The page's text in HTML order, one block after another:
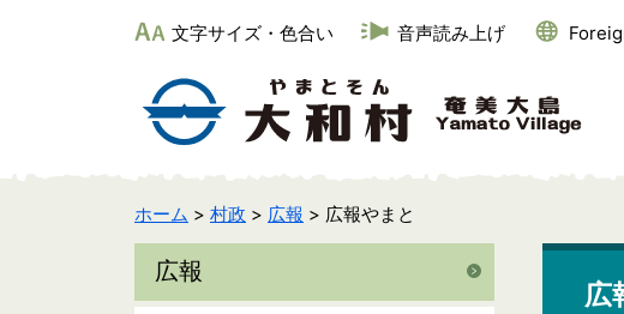
文字サイズ・色合い 音声読み上げ
ホーム > 村政 > 広報 > 広報やまと
広報
広